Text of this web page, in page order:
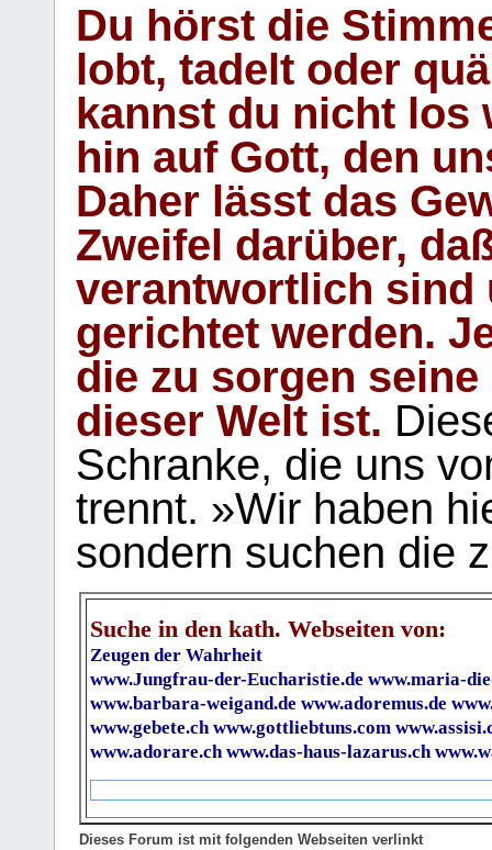
Du hörst die
lobt, tadelt oder
kannst du nicht los
hin auf Gott, den
Daher lässt das
Zweifel darüber,
verantwortlich sind
gerichtet werden.
die zu sorgen
dieser Welt ist.
Schranke, die uns
trennt. »Wir haben
sondern suchen die
Suche in den kath. Webseiten von:
Zeugen der Wahrheit
www.Jungfrau-der-Eucharistie.de www.maria-
www.barbara-weigand.de www.adoremus.de
www.gebete.ch www.gottliebtuns.com
www.adorare.ch www.das-haus-lazarus.ch
Dieses Forum ist mit folgenden Webseiten verlinkt